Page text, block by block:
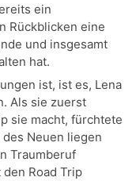
ein
Rückblicken eine
und insgesamt
hat.
ist, ist es, Lena
Als sie zuerst
sie macht, fürchtete
des Neuen liegen
Traumberuf
Road Trip